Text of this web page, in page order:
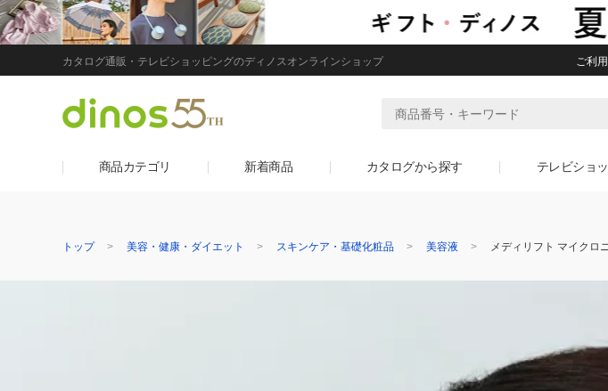
カタログ通販・テレビショッピングのディノスオンラインショップ ご利
商品カテゴリ 新着商品 カタログから探す テレビショ
トップ 美容・健康・ダイエット スキンケア・基礎化粧品 美容液 メディリフト マイクロ